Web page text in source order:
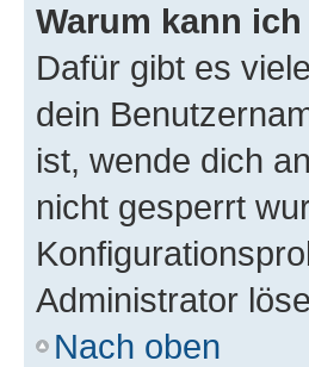
Warum kann
Dafür gibt es
dein
ist, wende dich
nicht gesperrt
Administrator
Nach oben